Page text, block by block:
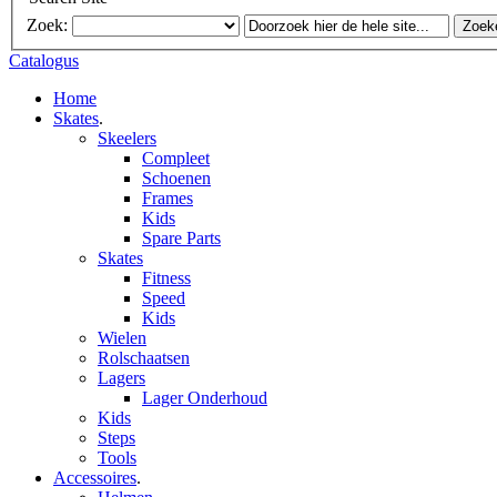
Zoek:
Catalogus
Home
Skates.
Skeelers
Compleet
Schoenen
Frames
Kids
Spare Parts
Skates
Fitness
Speed
Kids
Wielen
Rolschaatsen
Lagers
Lager Onderhoud
Kids
Steps
Tools
Accessoires.